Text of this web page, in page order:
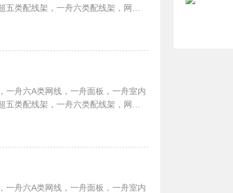
类配线架，一舟六类配线架，网络
一舟六A类网线，一舟面板，一舟室内
类配线架，一舟六类配线架，网络
一舟六A类网线，一舟面板，一舟室内